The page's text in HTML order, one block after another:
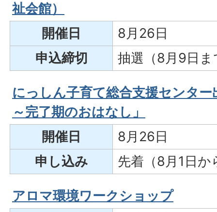
祉会館）
開催日
8月26日
申込締切
抽選（8月9日ま
にっしん子育て総合支援センタ
～完了期のおはなし」
開催日
8月26日
申し込み
先着（8月1日か
アロマ環境ワークショップ